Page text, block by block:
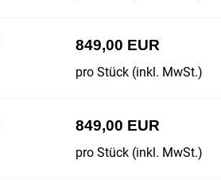
849,00 EUR
pro Stück (inkl. MwSt.)
849,00 EUR
pro Stück (inkl. MwSt.)